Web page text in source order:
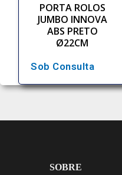
PORTA ROLOS
JUMBO INNOVA
ABS PRETO
Ø22CM
Sob Consulta
SOBRE